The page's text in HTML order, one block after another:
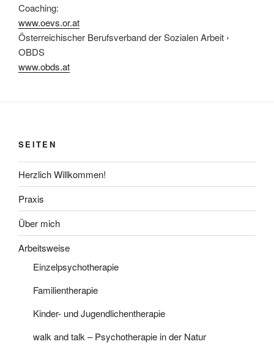
Coaching:
www.oevs.or.at
Österreichischer Berufsverband der Sozialen Arbeit ›
OBDS
www.obds.at
SEITEN
Herzlich Willkommen!
Praxis
Über mich
Arbeitsweise
Einzelpsychotherapie
Familientherapie
Kinder- und Jugendlichentherapie
walk and talk – Psychotherapie in der Natur